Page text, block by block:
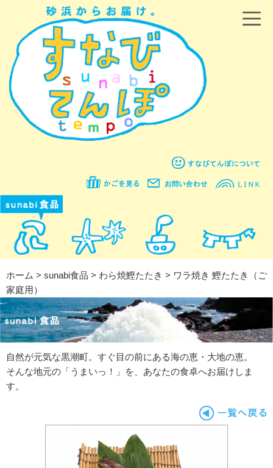
ホーム > sunabi食品 > わら焼鰹たたき > ワラ焼き 鰹たたき（ご
家庭用）
自然が元気な黒潮町。すぐ目の前にある海の恵・大地の恵。
そんな地元の「うまいっ！」を、あなたの食卓へお届けしま
す。